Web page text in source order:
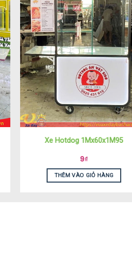
Xe Hotdog 1Mx60x1M95
9₫
THÊM VÀO GIỎ HÀNG